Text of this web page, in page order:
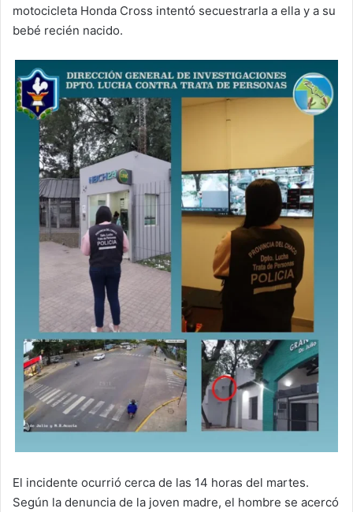
motocicleta Honda Cross intentó secuestrarla a ella y a su
bebé recién nacido.
El incidente ocurrió cerca de las 14 horas del martes.
Según la denuncia de la joven madre, el hombre se acercó